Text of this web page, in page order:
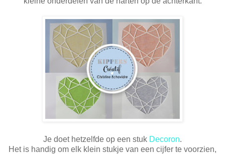
Je doet hetzelfde op een stuk Decoron.
Het is handig om elk klein stukje van een cijfer te voorzien,